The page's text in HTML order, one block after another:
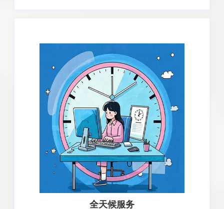
全天候服务